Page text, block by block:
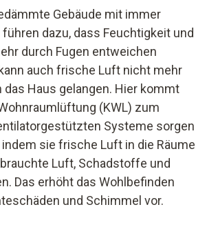
Gebäude mit immer
dazu, dass Feuchtigkeit und
durch Fugen entweichen
auch frische Luft nicht mehr
das Haus gelangen. Hier kommt
(KWL) zum
Systeme sorgen
sie frische Luft in die Räume
Luft, Schadstoffe und
Das erhöht das Wohlbefinden
und Schimmel vor.